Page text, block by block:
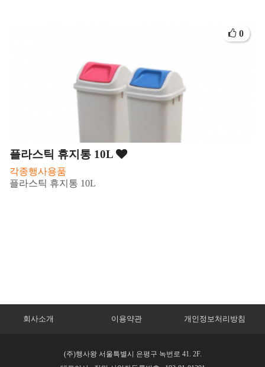
플라스틱 휴지통 10L
각종행사용품
플라스틱 휴지통 10L
0
회사소개 이용약관 개인정보처리방침
(주)행사왕 서울특별시 은평구 녹번로 41. 2F.